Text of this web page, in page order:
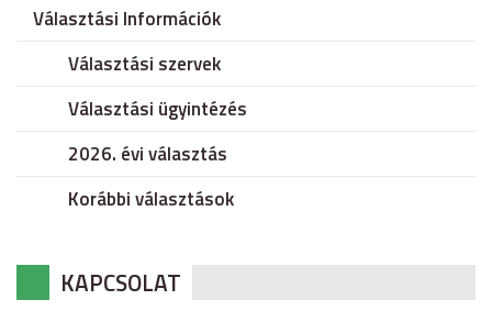
Választási Információk
Választási szervek
Választási ügyintézés
2026. évi választás
Korábbi választások
KAPCSOLAT